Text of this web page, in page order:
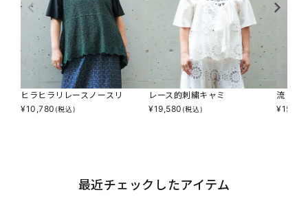
ヒラヒラリレースノースリ
¥10,780 (税込)
レース的刺繍キャミ
¥19,580 (税込)
流レー
¥15,180
最近チェックしたアイテム